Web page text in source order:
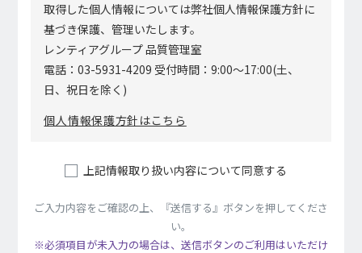
取得した個⼈情報については弊社個⼈情報保護⽅針に
基づき保護、管理いたします。
レンティアグループ 品質管理室
電話：03-5931-4209 受付時間：9:00〜17:00(⼟、
⽇、祝⽇を除く)
個⼈情報保護⽅針はこちら
上記情報取り扱い内容について同意する
ご⼊⼒内容をご確認の上、『送信する』ボタンを押してくださ
い。
※必須項⽬が未⼊⼒の場合は、送信ボタンのご利⽤はいただけ